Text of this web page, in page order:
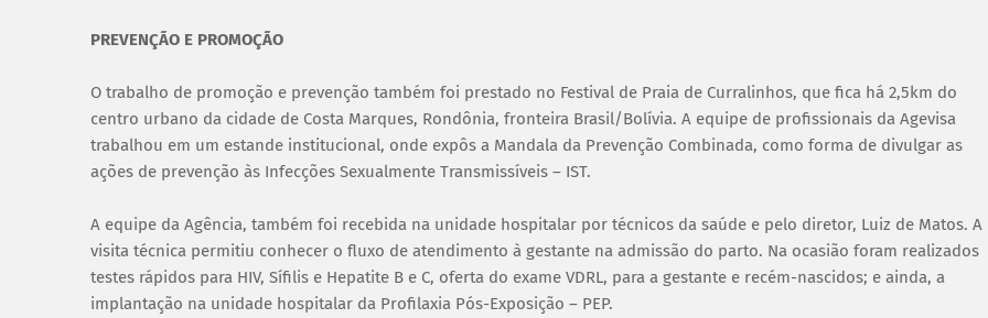
PREVENÇÃO E PROMOÇÃO
O trabalho de promoção e prevenção também foi prestado no Festival de Praia de Curralinhos, que fica há 2,5km do
centro urbano da cidade de Costa Marques, Rondônia, fronteira Brasil/Bolívia. A equipe de profissionais da Agevisa
trabalhou em um estande institucional, onde expôs a Mandala da Prevenção Combinada, como forma de divulgar as
ações de prevenção às Infecções Sexualmente Transmissíveis – IST.
A equipe da Agência, também foi recebida na unidade hospitalar por técnicos da saúde e pelo diretor, Luiz de Matos. A
visita técnica permitiu conhecer o fluxo de atendimento à gestante na admissão do parto. Na ocasião foram realizados
testes rápidos para HIV, Sífilis e Hepatite B e C, oferta do exame VDRL, para a gestante e recém-nascidos; e ainda, a
implantação na unidade hospitalar da Profilaxia Pós-Exposição – PEP.